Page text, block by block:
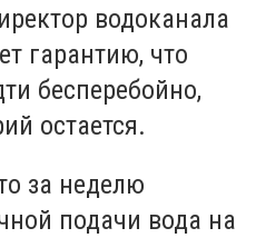
водоканала
гарантию, что
бесперебойно,
остается.
за неделю
подачи вода на